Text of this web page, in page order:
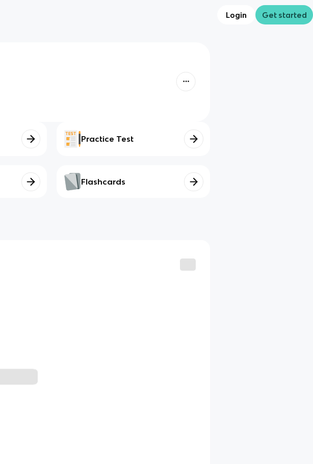
Login Get started
Practice Test
Flashcards